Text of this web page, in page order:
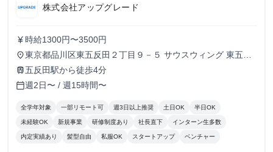
株式会社アップグレード
currency_yen 時給1300円〜3500円
place東京都品川区東五反田２丁目９－５ サウスウィング 東五反
田５階
train 五反田駅から徒歩4分
calendar_today週2日〜 / 週15時間〜
全学年対象 一部リモート可 週3日以上推奨 土日OK 半日OK
未経験OK 新規事業 研修制度あり 社長直下 インターン生多数
内定実績あり 髪型自由 私服OK スタートアップ ベンチャー